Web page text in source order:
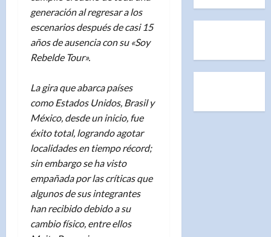
generación al regresar a los
escenarios después de casi 15
años de ausencia con su «Soy
Rebelde Tour».
La gira que abarca países
como Estados Unidos, Brasil y
México, desde un inicio, fue
éxito total, logrando agotar
localidades en tiempo récord;
sin embargo se ha visto
empañada por las críticas que
algunos de sus integrantes
han recibido debido a su
cambio físico, entre ellos